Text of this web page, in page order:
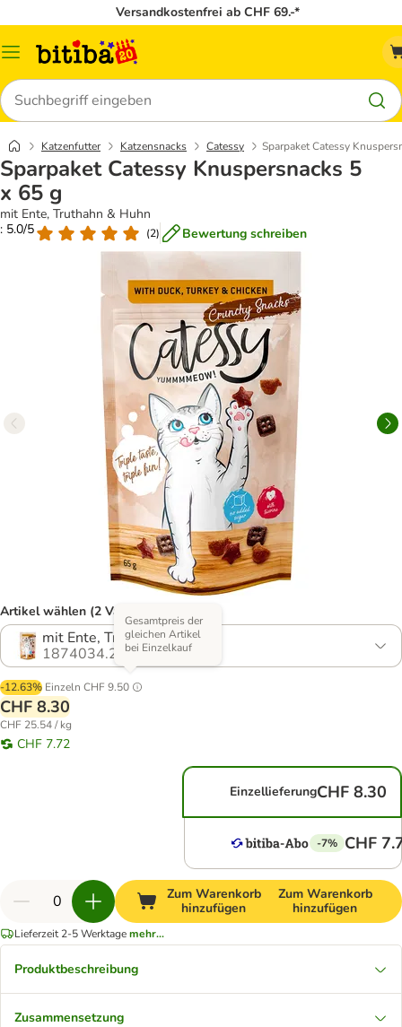
Versandkostenfrei ab CHF 69.-*
Menü
Suchen
Katzenfutter Katzensnacks Catessy Sparpaket Catessy
Sparpaket Catessy Knuspersnacks 5
x 65 g
mit Ente, Truthahn & Huhn
: 5.0/5
(2) Bewertung schreiben
Artikel wählen (2 Varianten)
mit Ente, Truthahn & Huhn
1874034.2
-12.63% Einzeln CHF 9.50
Gesamtpreis der
gleichen Artikel
bei Einzelkauf
CHF 8.30
CHF 25.54 / kg
CHF 7.72
EinzellieferungCHF 8.30
-7% CHF
Zum Warenkorb
hinzufügen
Zum Warenkorb
hinzufügen
Lieferzeit 2-5 Werktagemehr...
Produktbeschreibung
Zusammensetzung